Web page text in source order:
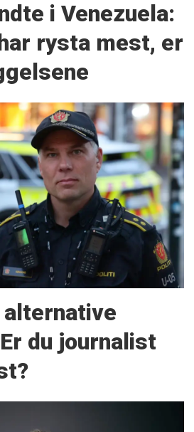
i Venezuela:
rysta mest, er
du journalist